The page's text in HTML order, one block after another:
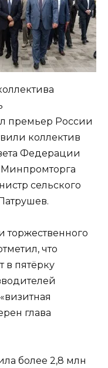
премьер России
коллектив
Федерации
Минпромторга
сельского
торжественного
что
в пятёрку
глава
более 2,8 млн